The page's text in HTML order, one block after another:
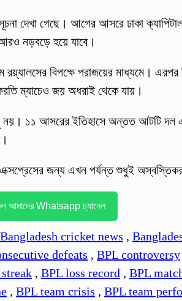
দেখা গেছে। আগের আসরে ঢাকা
নড়বড়ে হয়ে যাবে।
রয়্যালসের বিপক্ষে পরাজয়ের মাধ্যমে।
ম্যাচেও জয় অধরাই থেকে যায়।
নয়। ১১ আসরের ইতিহাসে অন্তত আটটি দল
জন্য এখন পর্যন্ত শুধুই
আমাদের Whatsapp চ্যানেল
Bangladesh cricket news ,
defeats , BPL controversy
, BPL loss record , BPL
, BPL team crisis , BPL team